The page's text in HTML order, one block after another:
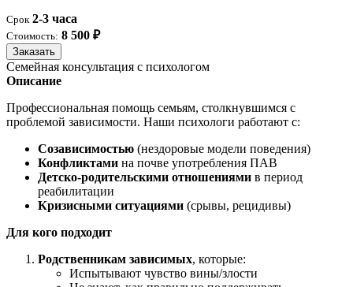
Срок 2-3 часа
Стоимость: 8 500 ₽
Заказать
Семейная консультация с психологом
Описание
Профессиональная помощь семьям, столкнувшимся с
проблемой зависимости. Наши психологи работают с:
Созависимостью (нездоровые модели поведения)
Конфликтами на почве употребления ПАВ
Детско-родительскими отношениями в период
реабилитации
Кризисными ситуациями (срывы, рецидивы)
Для кого подходит
Родственникам зависимых, которые:
Испытывают чувство вины/злости